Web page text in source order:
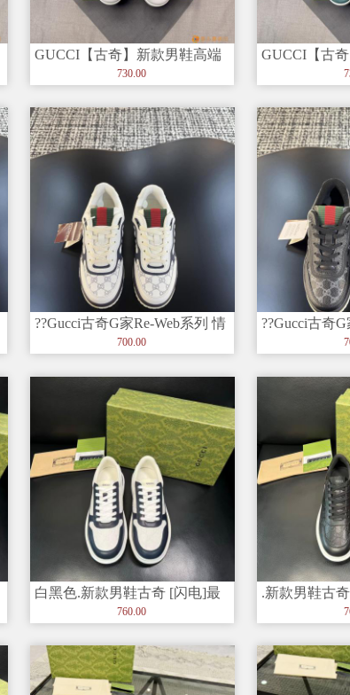
GUCCI【古奇】新款男鞋高端
品牌，最新時尚休闲男鞋，潮
730.00
GUCCI【古
品牌，最新
??Gucci古奇G家Re-Web系列 情
侣款 老花 休闲700.00
??Gucci古奇
侣款 老花 休
白黑色.新款男鞋古奇 [闪电]最
新鞋出货。原单品质
760.00
.新款男鞋古
货。原单品质